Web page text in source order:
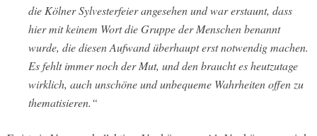
die Kölner Sylvesterfeier angesehen und war erstaunt, dass
hier mit keinem Wort die Gruppe der Menschen benannt
wurde, die diesen Aufwand überhaupt erst notwendig machen.
Es fehlt immer noch der Mut, und den braucht es heutzutage
wirklich, auch unschöne und unbequeme Wahrheiten offen zu
thematisieren.“